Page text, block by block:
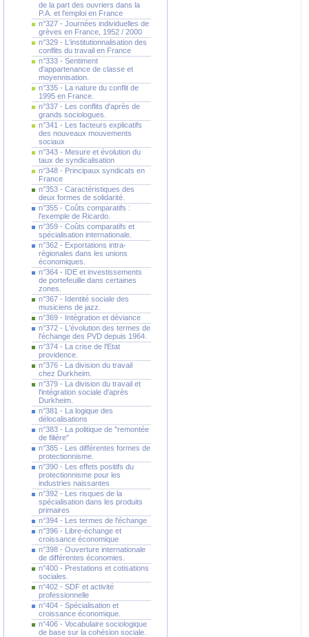
de la part des ouvriers dans la
P.A. et l'emploi en France
n°327 - Journées individuelles de
grèves en France, 1952 / 2000
n°329 - L'institutionnalisation des
conflits du travail en France
n°333 - Sentiment
d'appartenance de classe et
moyennisation.
n°335 - La nature du conflit de
1995 en France.
n°337 - Les conflits d'après de
grands sociologues.
n°341 - Les facteurs explicatifs
des nouveaux mouvements
sociaux
n°343 - Mesure et évolution du
taux de syndicalisation
n°348 - Principaux syndicats en
France
n°353 - Caractéristiques des
deux formes de solidarité.
n°355 - Coûts comparatifs :
l'exemple de Ricardo.
n°359 - Coûts comparatifs et
spécialisation internationale.
n°362 - Exportations intra-
régionales dans les unions
économiques.
n°364 - IDE et investissements
de portefeuille dans certaines
zones.
n°367 - Identité sociale des
musiciens de jazz.
n°369 - Intégration et déviance
n°372 - L'évolution des termes de
l'échange des PVD depuis 1964.
n°374 - La crise de l'Etat
providence.
n°376 - La division du travail
chez Durkheim.
n°379 - La division du travail et
l'intégration sociale d'après
Durkheim.
n°381 - La logique des
délocalisations
n°383 - La politique de "remontée
de filière"
n°385 - Les différentes formes de
protectionnisme.
n°390 - Les effets positifs du
protectionnisme pour les
industries naissantes
n°392 - Les risques de la
spécialisation dans les produits
primaires
n°394 - Les termes de l'échange
n°396 - Libre-échange et
croissance économique
n°398 - Ouverture internationale
de différentes économies.
n°400 - Prestations et cotisations
sociales.
n°402 - SDF et activité
professionnelle
n°404 - Spécialisation et
croissance économique.
n°406 - Vocabulaire sociologique
de base sur la cohésion sociale.